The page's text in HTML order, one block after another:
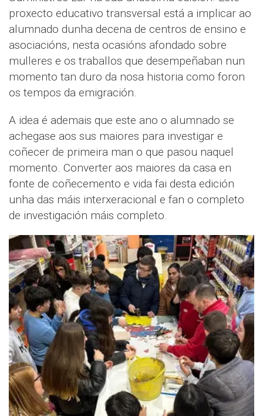
proxecto educativo transversal está a implicar ao
alumnado dunha decena de centros de ensino e
asociacións, nesta ocasións afondado sobre
mulleres e os traballos que desempeñaban nun
momento tan duro da nosa historia como foron
os tempos da emigración.
A idea é ademais que este ano o alumnado se
achegase aos sus maiores para investigar e
coñecer de primeira man o que pasou naquel
momento. Converter aos maiores da casa en
fonte de coñecemento e vida fai desta edición
unha das máis interxeracional e fan o completo
de investigación máis completo.